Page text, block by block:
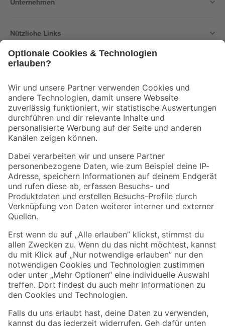
Unternehmen
Nützliche Links
Der toom Newsletter: Keine Angebote und Aktionen mehr verpassen!
Zur Newsletter Anmeldung
Folge uns
Zahlungsarten Versandarten
Sicher einkaufen
Jetzt die toom-App herunterladen